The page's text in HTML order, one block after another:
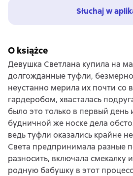
Słuchaj w
O książce
Девушка Светлана купила на
долгожданные туфли,
неустанно мерила их почти со
гардеробом, хвасталась
было это только в первый
будничной же носке дела
ведь туфли оказались крайне
Света предпринимала разные
разносить, включала смекалку
родную бабушку в этот